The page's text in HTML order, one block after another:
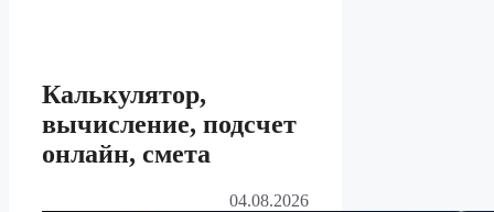
Калькулятор,
вычисление, подсчет
онлайн, смета
04.08.2026